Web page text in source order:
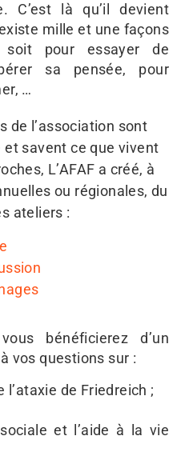
C’est là qu’il devient
mille et une façons
pour essayer de
sa pensée, pour
…
de l’association sont
savent ce que vivent
L’AFAF a créé, à
ou régionales, du
ateliers :
bénéficierez d’un
vos questions sur :
l’ataxie de Friedreich ;
et l’aide à la vie